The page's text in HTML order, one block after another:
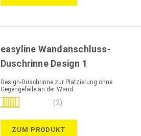
easyline Wandanschluss-
Duschrinne Design 1
Design-Duschrinne zur Platzierung ohne
Gegengefälle an der Wand
Bewertung:
(2)
ZUM PRODUKT